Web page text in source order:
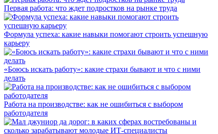
Первая работа: что ждет подростков на рынке труда
Формула успеха: какие навыки помогают строить успешную
карьеру
«Боюсь искать работу»: какие страхи бывают и что с ними
делать
Работа на производстве: как не ошибиться с выбором
работодателя